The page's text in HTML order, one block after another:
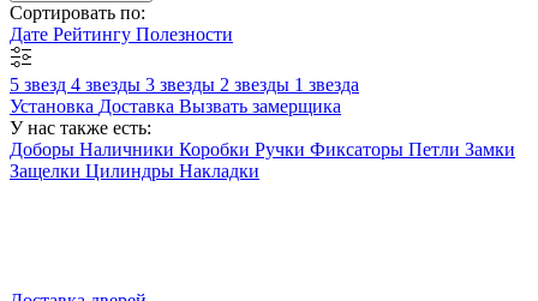
Сортировать по:
Дате Рейтингу Полезности
5 звезд 4 звезды 3 звезды 2 звезды 1 звезда
Установка Доставка Вызвать замерщика
У нас также есть:
Доборы Наличники Коробки Ручки Фиксаторы Петли Замки
Защелки Цилиндры Накладки